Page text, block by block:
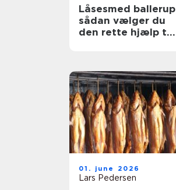
Låsesmed ballerup
sådan vælger du
den rette hjælp til
01. june 2026
Lars Pedersen